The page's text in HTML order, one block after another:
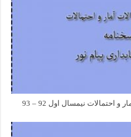
دانلود رایگان نمونه سوال آمار و احتمالات نیمسال اول 92 – 93